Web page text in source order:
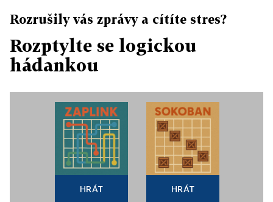
Rozrušily vás zprávy a cítíte stres?
Rozptylte se logickou
hádankou
HRÁT HRÁT